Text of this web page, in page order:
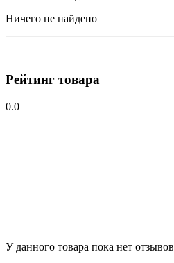
Ничего не найдено
Рейтинг товара
0.0
У данного товара пока нет отзывов